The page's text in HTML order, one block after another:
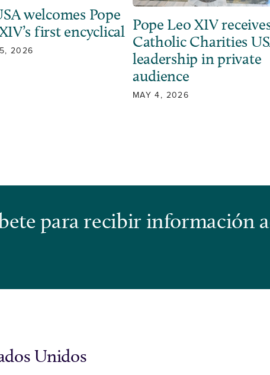
welcomes Pope
first encyclical
2026
Pope Leo XIV
Catholic Charities
leadership in private
audience
MAY 4, 2026
para recibir información
Unidos